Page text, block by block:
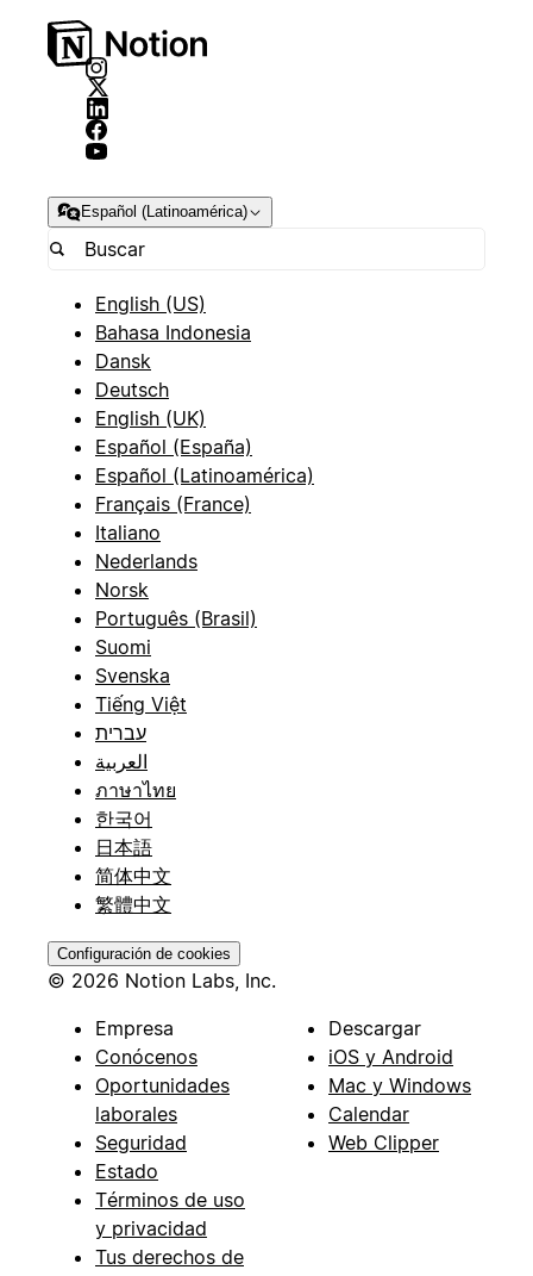
Español (Latinoamérica)
English (US)
Bahasa Indonesia
Dansk
Deutsch
English (UK)
Español (España)
Español (Latinoamérica)
Français (France)
Italiano
Nederlands
Norsk
Português (Brasil)
Suomi
Svenska
Tiếng Việt
עברית
العربية
ภาษาไทย
한국어
日本語
简体中文
繁體中文
Configuración de cookies
© 2026 Notion Labs, Inc.
Empresa
Conócenos
Oportunidades
laborales
Seguridad
Estado
Términos de uso
y privacidad
Tus derechos de
Descargar
iOS y Android
Mac y Windows
Calendar
Web Clipper